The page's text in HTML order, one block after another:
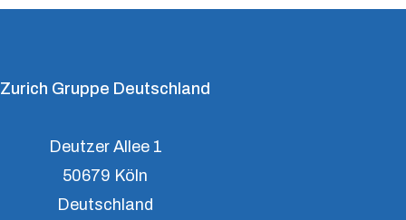
Zurich Gruppe Deutschland
Deutzer Allee 1
50679 Köln
Deutschland